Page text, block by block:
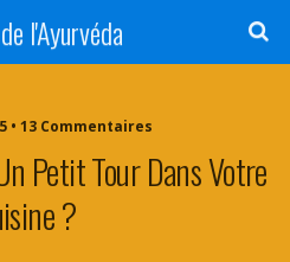
l'Ayurvéda
• 13 Commentaires
Petit Tour Dans Votre
?